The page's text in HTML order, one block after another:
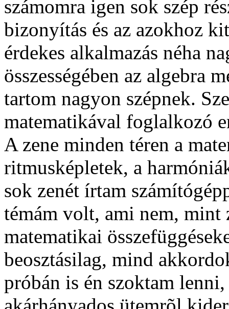
számomra igen sok szép
bizonyítás és az azokhoz
érdekes alkalmazás néha
összességében az algebra
tartom nagyon szépnek.
matematikával foglalkozó
A zene minden téren a
ritmusképletek, a
sok zenét írtam
témám volt, ami nem, mint
matematikai
beosztásilag, mind
próbán is én szoktam